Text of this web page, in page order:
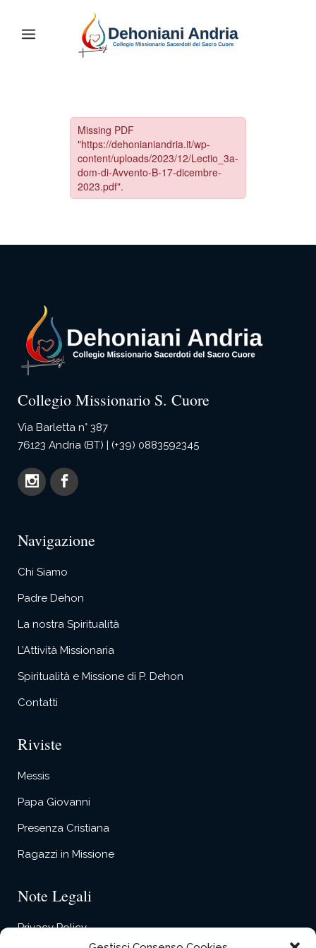
Collegio Missionario S. Cuore
Via Barletta n° 387
76123 Andria (BT) | (+39) 0883592345
Navigazione
Chi Siamo
Padre Dehon
La nostra Spiritualità
L’Attività Missionaria
Spiritualità e Missione di P. Dehon
Contatti
Riviste
Messis
Papa Giovanni
Presenza Cristiana
Ragazzi in Missione
Note Legali
Privacy Policy